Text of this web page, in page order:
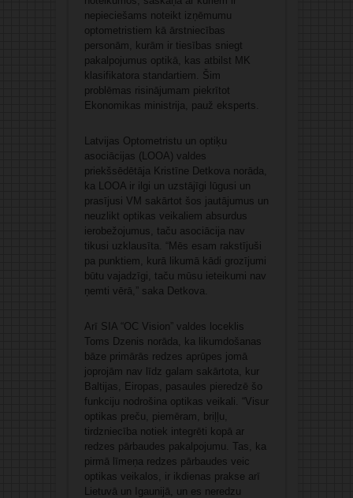
nepieciešams noteikt izņēmumu
optometristiem kā ārstniecības
personām, kurām ir tiesības sniegt
pakalpojumus optikā, kas atbilst MK
klasifikatora standartiem. Šim
problēmas risinājumam piekrītot
Ekonomikas ministrija, pauž eksperts.
Latvijas Optometristu un optiķu
asociācijas (LOOA) valdes
priekšsēdētāja Kristīne Detkova norāda,
ka LOOA ir ilgi un uzstājīgi lūgusi un
prasījusi VM sakārtot šos jautājumus un
neuzlikt optikas veikaliem absurdus
ierobežojumus, taču asociācija nav
tikusi uzklausīta. “Mēs esam rakstījuši
pa punktiem, kurā likumā kādi grozījumi
būtu vajadzīgi, taču mūsu ieteikumi nav
ņemti vērā,” saka Detkova.
Arī SIA “OC Vision” valdes loceklis
Toms Dzenis norāda, ka likumdošanas
bāze primārās redzes aprūpes jomā
joprojām nav līdz galam sakārtota, kur
Baltijas, Eiropas, pasaules pieredzē šo
funkciju nodrošina optikas veikali. “Visur
optikas preču, piemēram, briļļu,
tirdzniecība notiek integrēti kopā ar
redzes pārbaudes pakalpojumu. Tas, ka
pirmā līmeņa redzes pārbaudes veic
optikas veikalos, ir ikdienas prakse arī
Lietuvā un Igaunijā, un es neredzu